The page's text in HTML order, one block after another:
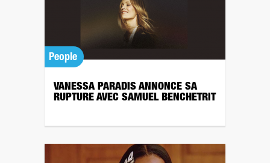
People
VANESSA PARADIS ANNONCE SA
RUPTURE AVEC SAMUEL BENCHETRIT